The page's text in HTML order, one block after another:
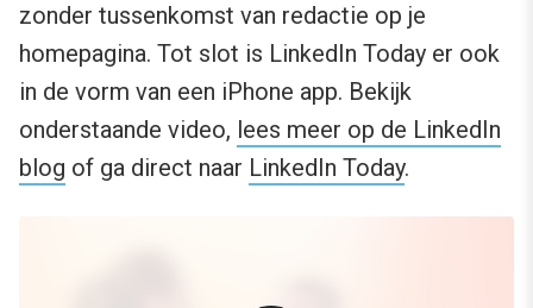
zonder tussenkomst van redactie op je
homepagina. Tot slot is LinkedIn Today er ook
in de vorm van een iPhone app. Bekijk
onderstaande video, lees meer op de LinkedIn
blog of ga direct naar LinkedIn Today.